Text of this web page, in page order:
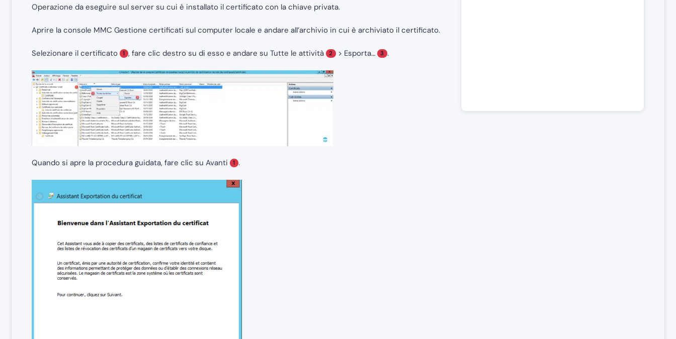
Operazione da eseguire sul server su cui è installato il certificato con la chiave privata.
Aprire la console MMC Gestione certificati sul computer locale e andare all’archivio in cui è archiviato il certificato.
Selezionare il certificato 1 , fare clic destro su di esso e andare su Tutte le attività 2 > Esporta… 3 .
Quando si apre la procedura guidata, fare clic su Avanti 1 .